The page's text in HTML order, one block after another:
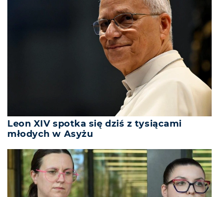
Leon XIV spotka się dziś z tysiącami
młodych w Asyżu